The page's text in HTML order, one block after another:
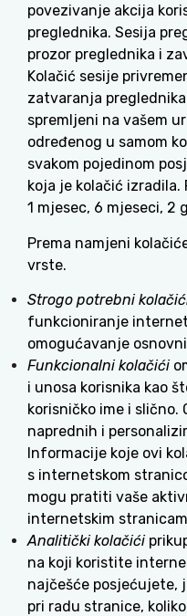
povezivanje akcija
preglednika. Sesija
prozor preglednika i
Kolačić sesije
zatvaranja
spremljeni na vašem
određenog u samom
svakom pojedinom
koja je kolačić
1 mjesec, 6 mjeseci, 2
Prema namjeni
vrste.
Strogo potrebni
funkcioniranje
omogućavanje
Funkcionalni kolačići
i unosa korisnika kao
korisničko ime i slično.
naprednih i
Informacije koje ovi
s internetskom
mogu pratiti vaše
internetskim
Analitički kolačići
na koji koristite
najčešće posjećujete,
pri radu stranice,